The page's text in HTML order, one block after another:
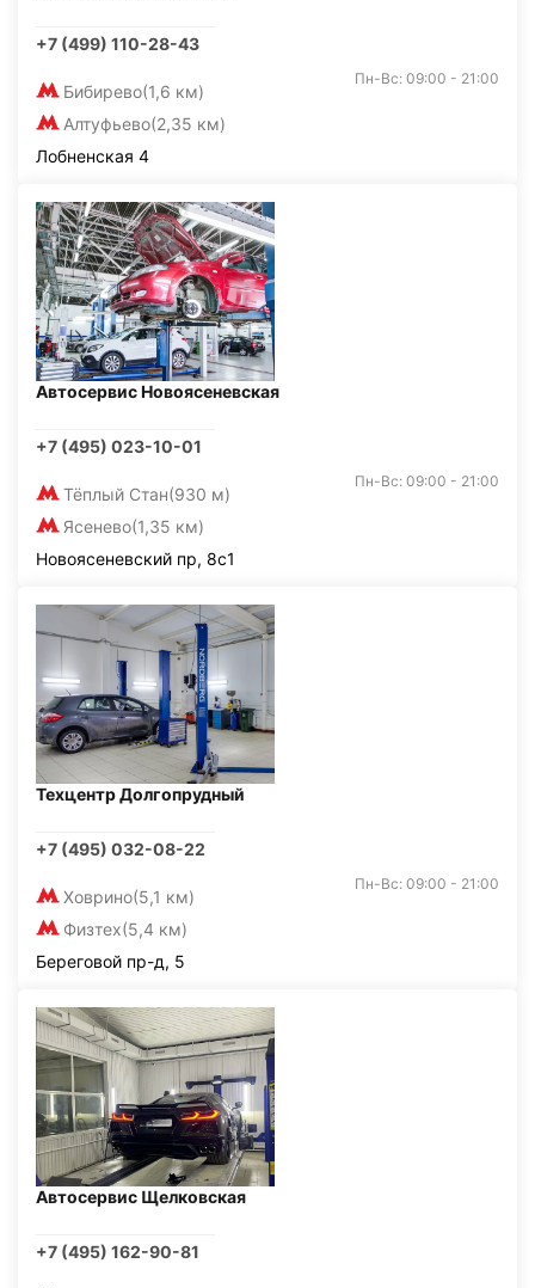
+7 (499) 110-28-43
Бибирево(1,6 км)
Алтуфьево(2,35 км)
Пн-Вс: 09:00 - 21:00
Лобненская 4
Автосервис Новоясеневская
+7 (495) 023-10-01
Тёплый Стан(930 м)
Ясенево(1,35 км)
Пн-Вс: 09:00 - 21:00
Новоясеневский пр, 8с1
Техцентр Долгопрудный
+7 (495) 032-08-22
Ховрино(5,1 км)
Физтех(5,4 км)
Пн-Вс: 09:00 - 21:00
Береговой пр-д, 5
Автосервис Щелковская
+7 (495) 162-90-81